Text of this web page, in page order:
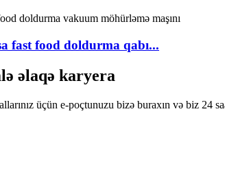
fast food doldurma qabı...
əlaqə karyera
üçün e-poçtunuzu bizə buraxın və biz 24